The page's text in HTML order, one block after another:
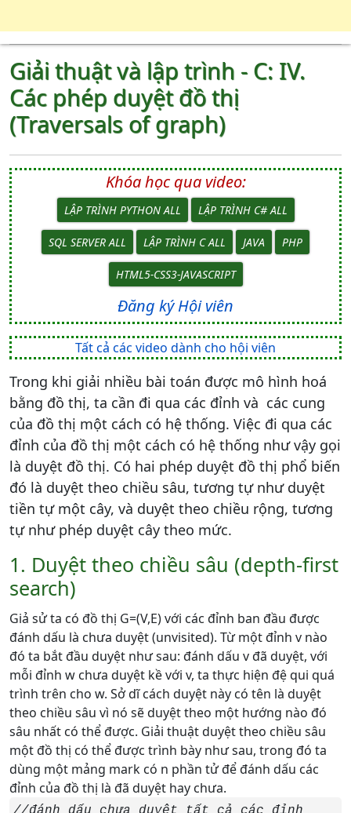
Giải thuật và lập trình - C: IV.
Các phép duyệt đồ thị
(Traversals of graph)
Khóa học qua video:
LẬP TRÌNH PYTHON ALL LẬP TRÌNH C# ALL
SQL SERVER ALL LẬP TRÌNH C ALL JAVA PHP
HTML5-CSS3-JAVASCRIPT
Đăng ký Hội viên
Tất cả các video dành cho hội viên
Trong khi giải nhiều bài toán được mô hình hoá
bằng đồ thị, ta cần đi qua các đỉnh và các cung
của đồ thị một cách có hệ thống. Việc đi qua các
đỉnh của đồ thị một cách có hệ thống như vậy gọi
là duyệt đồ thị. Có hai phép duyệt đồ thị phổ biến
đó là duyệt theo chiều sâu, tương tự như duyệt
tiền tự một cây, và duyệt theo chiều rộng, tương
tự như phép duyệt cây theo mức.
1. Duyệt theo chiều sâu (depth-first
search)
Giả sử ta có đồ thị G=(V,E) với các đỉnh ban đầu được
đánh dấu là chưa duyệt (unvisited). Từ một đỉnh v nào
đó ta bắt đầu duyệt như sau: đánh dấu v đã duyệt, với
mỗi đỉnh w chưa duyệt kề với v, ta thực hiện đệ qui quá
trình trên cho w. Sở dĩ cách duyệt này có tên là duyệt
theo chiều sâu vì nó sẽ duyệt theo một hướng nào đó
sâu nhất có thể được. Giải thuật duyệt theo chiều sâu
một đồ thị có thể được trình bày như sau, trong đó ta
dùng một mảng mark có n phần tử để đánh dấu các
đỉnh của đồ thị là đã duyệt hay chưa.